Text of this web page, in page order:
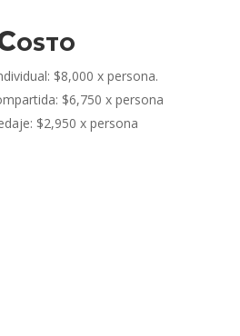
$8,000 x persona.
$6,750 x persona
$2,950 x persona